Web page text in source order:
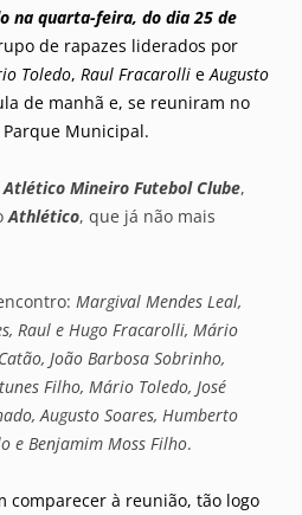
na quarta-feira, do dia 25 de
de rapazes liderados por
Toledo, Raul Fracarolli eAugusto
de manhã e, se reuniram no
Municipal.
Atlético Mineiro Futebol Clube,
Athlético, que já não mais
Margival Mendes Leal,
Raul e Hugo Fracarolli, Mário
João Barbosa Sobrinho,
Filho, Mário Toledo, José
Augusto Soares, Humberto
e Benjamim Moss Filho.
comparecer à reunião, tão logo